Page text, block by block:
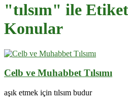
"tılsım" ile
Konular
Celb ve Muhabbet Tılsımı
aşık etmek için tılsım budur